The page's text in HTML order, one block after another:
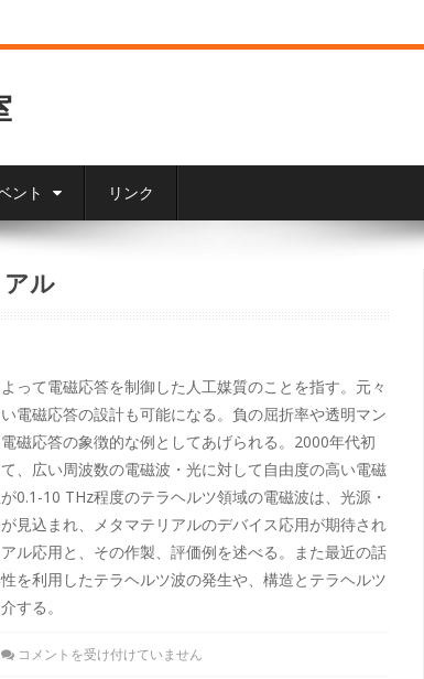
ント リンク
ル
って電磁応答を制御した人工媒質のことを指す。元々
電磁応答の設計も可能になる。負の屈折率や透明マン
磁応答の象徴的な例としてあげられる。2000年代初
、広い周波数の電磁波・光に対して自由度の高い電磁
0.1-10 THz程度のテラヘルツ領域の電磁波は、光源・
見込まれ、メタマテリアルのデバイス応用が期待され
ル応用と、その作製、評価例を述べる。また最近の話
を利用したテラヘルツ波の発生や、構造とテラヘルツ
する。
コメントを受け付けていません